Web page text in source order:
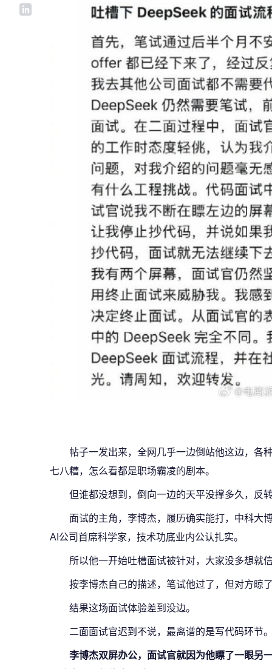
帖子一发出来，全网几乎一边倒站他这边，各
七八糟，怎么看都是职场霸凌的剧本。
但谁都没想到，倒向一边的天平没撑多久，反
面试的主角，李博杰，履历确实能打，中科大
AI公司首席科学家，技术功底业内公认扎实。
所以他一开始吐槽面试被针对，大家没多想就
按李博杰自己的描述，笔试他过了，但对方晾
结果这场面试体验差到没边。
二面面试官迟到不说，最离谱的是写代码环节
李博杰双屏办公，面试官就因为他瞟了一眼另